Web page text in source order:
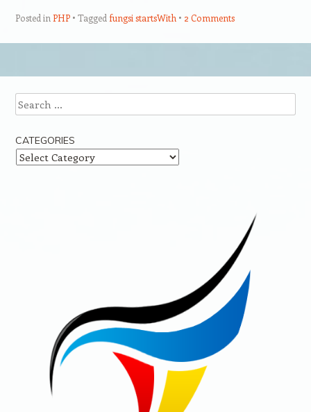
Posted in PHP Tagged fungsi startsWith 2 Comments
Search
CATEGORIES
Categories